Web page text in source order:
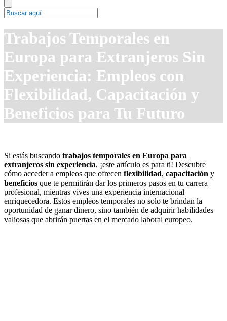
Trabajos Temporales en
Europa para Extranjeros Sin
Experiencia: Empleos con
Flexibilidad, Capacitación y
Beneficios para Tu Futuro
Si estás buscando trabajos temporales en Europa para
extranjeros sin experiencia, ¡este artículo es para ti! Descubre
cómo acceder a empleos que ofrecen flexibilidad, capacitación y
beneficios que te permitirán dar los primeros pasos en tu carrera
profesional, mientras vives una experiencia internacional
enriquecedora. Estos empleos temporales no solo te brindan la
oportunidad de ganar dinero, sino también de adquirir habilidades
valiosas que abrirán puertas en el mercado laboral europeo.